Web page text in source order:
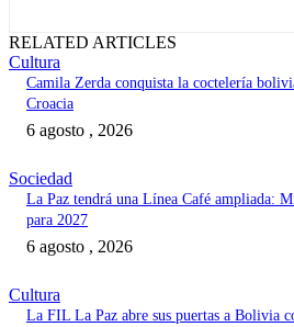
RELATED ARTICLES
Cultura
Camila Zerda conquista la coctelería
Croacia
6 agosto , 2026
Sociedad
La Paz tendrá una Línea Café ampliada:
para 2027
6 agosto , 2026
Cultura
La FIL La Paz abre sus puertas a Bolivia